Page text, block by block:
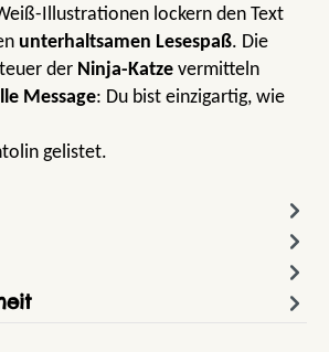
Illustrationen lockern den Text
unterhaltsamen Lesespaß. Die
der Ninja-Katze vermitteln
Message: Du bist einzigartig, wie
gelistet.